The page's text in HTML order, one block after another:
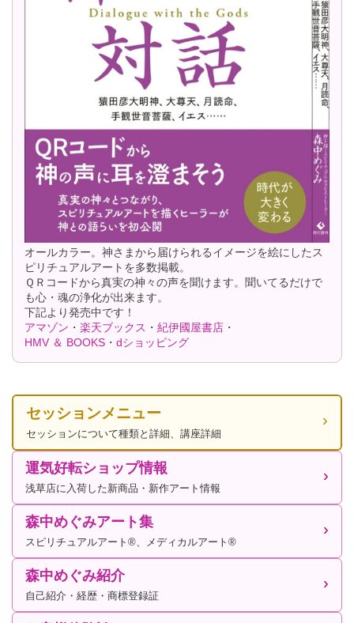
オールカラー。神さまから届けられるイメージを絵にしたス
ピリチュアルアートを多数掲載。
ＱＲコードから真実の神々の声を聞けます。聞いてるだけで
も心・魂の浄化が出来ます。
下記より発売中です！
アマゾン ・ 楽天ブックス ・ 紀伊國屋書店 ・
HMV ＆ BOOKS ・ dショッピング
セッションメニュー
セッションについて種類と詳細、講座詳細
運気好転ショップ情報
浅草店に入荷した新商品・新作アート情報
森中めぐみアート集
スピリチュアルアート®、メディカルアート®
森中めぐみ紹介
自己紹介・経歴・商標登録証